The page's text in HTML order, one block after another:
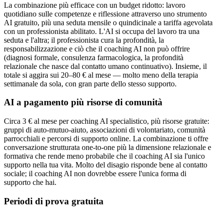
La combinazione più efficace con un budget ridotto: lavoro
quotidiano sulle competenze e riflessione attraverso uno strumento
AI gratuito, più una seduta mensile o quindicinale a tariffa agevolata
con un professionista abilitato. L'AI si occupa del lavoro tra una
seduta e l'altra; il professionista cura la profondità, la
responsabilizzazione e ciò che il coaching AI non può offrire
(diagnosi formale, consulenza farmacologica, la profondità
relazionale che nasce dal contatto umano continuativo). Insieme, il
totale si aggira sui 20–80 € al mese — molto meno della terapia
settimanale da sola, con gran parte dello stesso supporto.
AI a pagamento più risorse di comunità
Circa 3 € al mese per coaching AI specialistico, più risorse gratuite:
gruppi di auto-mutuo-aiuto, associazioni di volontariato, comunità
parrocchiali e percorsi di supporto online. La combinazione ti offre
conversazione strutturata one-to-one più la dimensione relazionale e
formativa che rende meno probabile che il coaching AI sia l'unico
supporto nella tua vita. Molto del disagio risponde bene al contatto
sociale; il coaching AI non dovrebbe essere l'unica forma di
supporto che hai.
Periodi di prova gratuita